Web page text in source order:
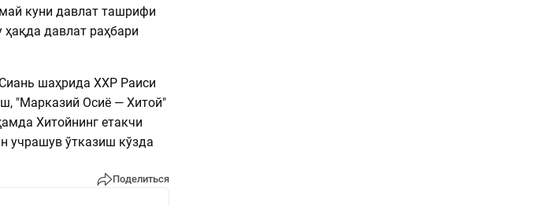
куни давлат ташрифи
давлат раҳбари
шаҳрида ХХР Раиси
"Марказий Осиё — Хитой"
Хитойнинг етакчи
учрашув ўтказиш кўзда
Поделиться